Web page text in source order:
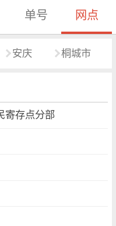
单号 网点
安庆 桐城市
寄存点分部